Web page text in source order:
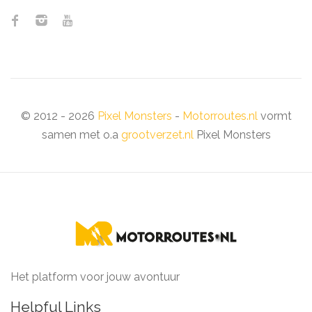
© 2012 - 2026 Pixel Monsters - Motorroutes.nlvormt
samen met o.a grootverzet.nlPixel Monsters
Het platform voor jouw avontuur
Helpful Links